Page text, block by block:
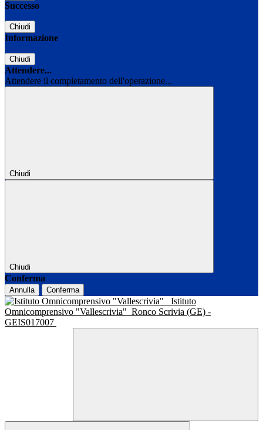
Successo
Chiudi
Informazione
Chiudi
Attendere...
Attendere il completamento dell'operazione...
Chiudi
Chiudi
Conferma
Annulla Conferma
Istituto
Omnicomprensivo "Vallescrivia" Ronco Scrivia (GE) -
GEIS017007